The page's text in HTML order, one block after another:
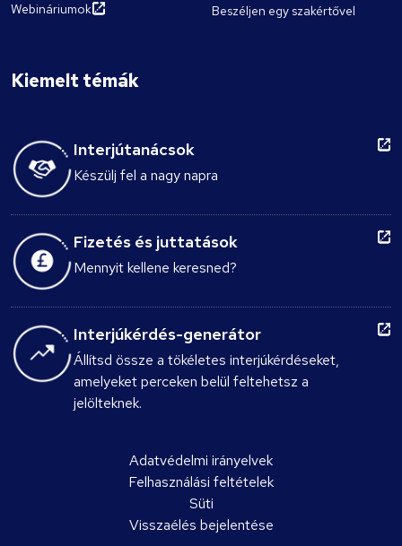
Webináriumok
Beszéljen egy szakértővel
Kiemelt témák
Interjútanácsok
Készülj fel a nagy napra
Fizetés és juttatások
Mennyit kellene keresned?
Interjúkérdés-generátor
Állítsd össze a tökéletes interjúkérdéseket,
amelyeket perceken belül feltehetsz a
jelölteknek.
Adatvédelmi irányelvek
Felhasználási feltételek
Süti
Visszaélés bejelentése